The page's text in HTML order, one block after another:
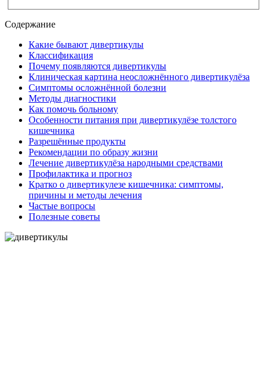
Содержание
Какие бывают дивертикулы
Классификация
Почему появляются дивертикулы
Клиническая картина неосложнённого дивертикулёза
Симптомы осложнённой болезни
Методы диагностики
Как помочь больному
Особенности питания при дивертикулёзе толстого
кишечника
Разрешённые продукты
Рекомендации по образу жизни
Лечение дивертикулёза народными средствами
Профилактика и прогноз
Кратко о дивертикулезе кишечника: симптомы,
причины и методы лечения
Частые вопросы
Полезные советы